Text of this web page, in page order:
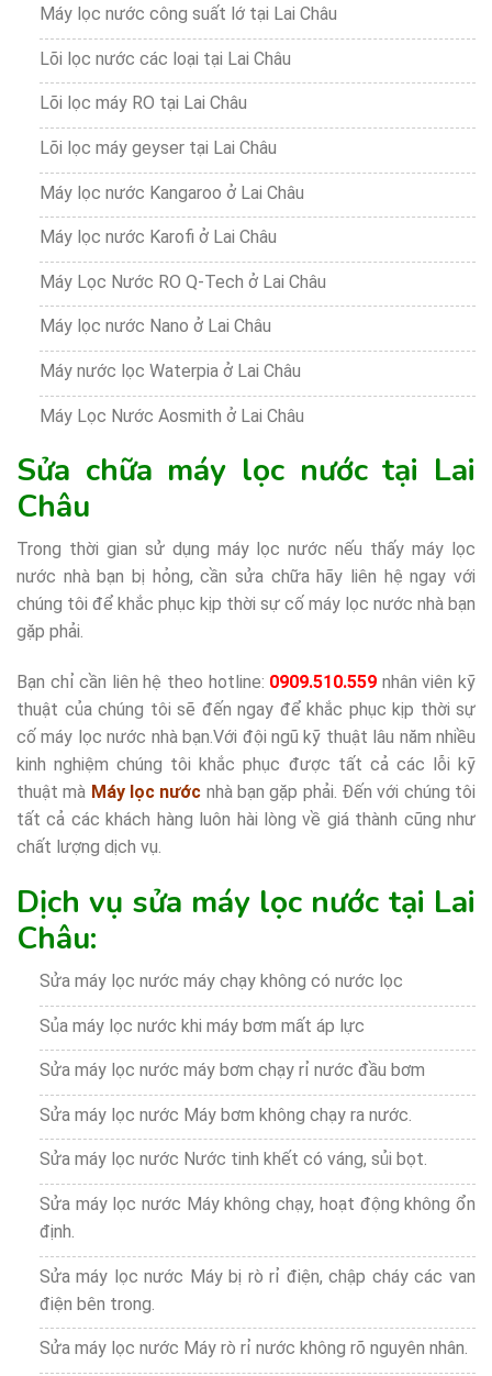
Máy lọc nước công suất lớ tại Lai Châu
Lõi lọc nước các loại tại Lai Châu
Lõi lọc máy RO tại Lai Châu
Lõi lọc máy geyser tại Lai Châu
Máy lọc nước Kangaroo ở Lai Châu
Máy lọc nước Karofi ở Lai Châu
Máy Lọc Nước RO Q-Tech ở Lai Châu
Máy lọc nước Nano ở Lai Châu
Máy nước lọc Waterpia ở Lai Châu
Máy Lọc Nước Aosmith ở Lai Châu
Sửa chữa máy lọc nước tại Lai
Châu
Trong thời gian sử dụng máy lọc nước nếu thấy máy lọc
nước nhà bạn bị hỏng, cần sửa chữa hãy liên hệ ngay với
chúng tôi để khắc phục kịp thời sự cố máy lọc nước nhà bạn
gặp phải.
Bạn chỉ cần liên hệ theo hotline: 0909.510.559 nhân viên kỹ
thuật của chúng tôi sẽ đến ngay để khắc phục kịp thời sự
cố máy lọc nước nhà bạn.Với đội ngũ kỹ thuật lâu năm nhiều
kinh nghiệm chúng tôi khắc phục được tất cả các lỗi kỹ
thuật mà Máy lọc nước nhà bạn gặp phải. Đến với chúng tôi
tất cả các khách hàng luôn hài lòng về giá thành cũng như
chất lượng dịch vụ.
Dịch vụ sửa máy lọc nước tại Lai
Châu:
Sửa máy lọc nước máy chạy không có nước lọc
Sủa máy lọc nước khi máy bơm mất áp lực
Sửa máy lọc nước máy bơm chạy rỉ nước đầu bơm
Sửa máy lọc nước Máy bơm không chạy ra nước.
Sửa máy lọc nước Nước tinh khết có váng, sủi bọt.
Sửa máy lọc nước Máy không chạy, hoạt động không ổn
định.
Sửa máy lọc nước Máy bị rò rỉ điện, chập cháy các van
điện bên trong.
Sửa máy lọc nước Máy rò rỉ nước không rõ nguyên nhân.